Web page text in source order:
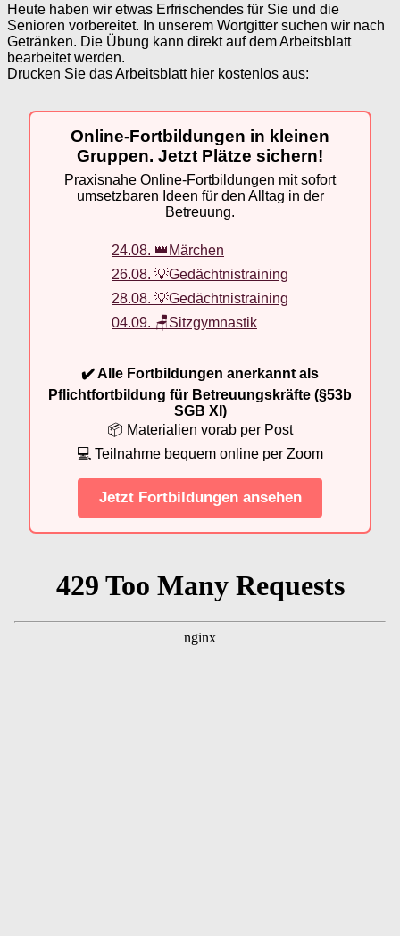
Heute haben wir etwas Erfrischendes für Sie und die
Senioren vorbereitet. In unserem Wortgitter suchen wir nach
Getränken. Die Übung kann direkt auf dem Arbeitsblatt
bearbeitet werden.
Drucken Sie das Arbeitsblatt hier kostenlos aus:
Online-Fortbildungen in kleinen
Gruppen. Jetzt Plätze sichern!
Praxisnahe Online-Fortbildungen mit sofort
umsetzbaren Ideen für den Alltag in der
Betreuung.
24.08. 👑Märchen
26.08. 💡Gedächtnistraining
28.08. 💡Gedächtnistraining
04.09. 🪑Sitzgymnastik
✔️ Alle Fortbildungen anerkannt als
Pflichtfortbildung für Betreuungskräfte (§53b
SGB XI)
📦 Materialien vorab per Post
💻 Teilnahme bequem online per Zoom
Jetzt Fortbildungen ansehen